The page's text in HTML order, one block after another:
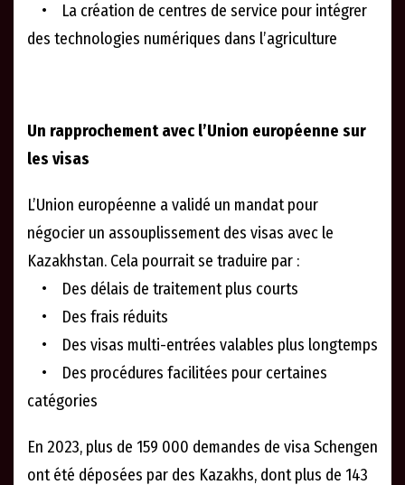
• La création de centres de service pour intégrer
des technologies numériques dans l’agriculture
Un rapprochement avec l’Union européenne sur
les visas
L’Union européenne a validé un mandat pour
négocier un assouplissement des visas avec le
Kazakhstan. Cela pourrait se traduire par :
• Des délais de traitement plus courts
• Des frais réduits
• Des visas multi-entrées valables plus longtemps
• Des procédures facilitées pour certaines
catégories
En 2023, plus de 159 000 demandes de visa Schengen
ont été déposées par des Kazakhs, dont plus de 143